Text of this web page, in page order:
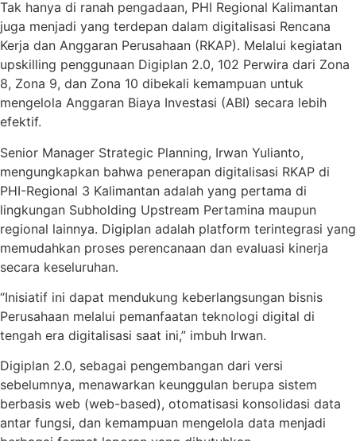
Tak hanya di ranah pengadaan, PHI Regional Kalimantan
juga menjadi yang terdepan dalam digitalisasi Rencana
Kerja dan Anggaran Perusahaan (RKAP). Melalui kegiatan
upskilling penggunaan Digiplan 2.0, 102 Perwira dari Zona
8, Zona 9, dan Zona 10 dibekali kemampuan untuk
mengelola Anggaran Biaya Investasi (ABI) secara lebih
efektif.
Senior Manager Strategic Planning, Irwan Yulianto,
mengungkapkan bahwa penerapan digitalisasi RKAP di
PHI-Regional 3 Kalimantan adalah yang pertama di
lingkungan Subholding Upstream Pertamina maupun
regional lainnya. Digiplan adalah platform terintegrasi yang
memudahkan proses perencanaan dan evaluasi kinerja
secara keseluruhan.
“Inisiatif ini dapat mendukung keberlangsungan bisnis
Perusahaan melalui pemanfaatan teknologi digital di
tengah era digitalisasi saat ini,” imbuh Irwan.
Digiplan 2.0, sebagai pengembangan dari versi
sebelumnya, menawarkan keunggulan berupa sistem
berbasis web (web-based), otomatisasi konsolidasi data
antar fungsi, dan kemampuan mengelola data menjadi